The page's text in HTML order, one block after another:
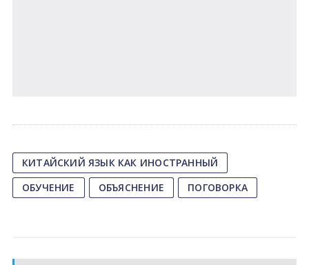
КИТАЙСКИЙ ЯЗЫК КАК ИНОСТРАННЫЙ
ОБУЧЕНИЕ
ОБЪЯСНЕНИЕ ПОГОВОРКА